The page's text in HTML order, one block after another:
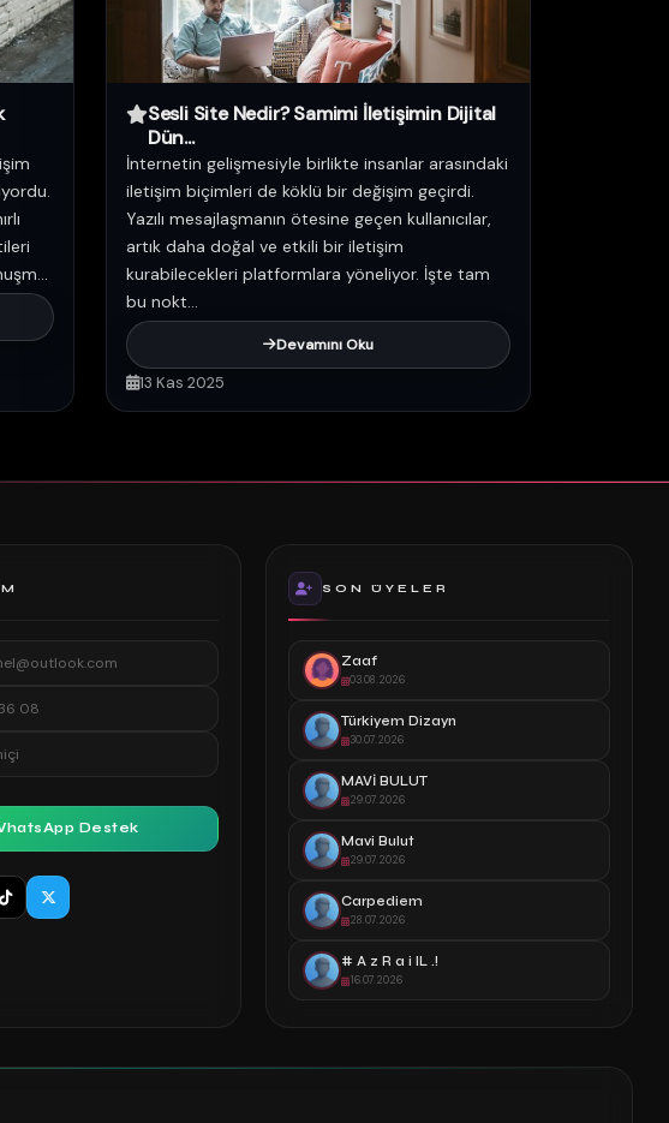
Sesli Site Nedir? Samimi İletişimin Dijital
Dün...
İnternetin gelişmesiyle birlikte insanlar arasındaki
iletişim biçimleri de köklü bir değişim geçirdi.
Yazılı mesajlaşmanın ötesine geçen kullanıcılar,
artık daha doğal ve etkili bir iletişim
kurabilecekleri platformlara yöneliyor. İşte tam
bu nokt...
Devamını Oku
13 Kas 2025
08
Destek
SON ÜYELER
Zaaf
03.08.2026
Türkiyem Dizayn
30.07.2026
MAVİ BULUT
29.07.2026
Mavi Bulut
29.07.2026
Carpediem
28.07.2026
# A z R a i lL .!
16.07.2026